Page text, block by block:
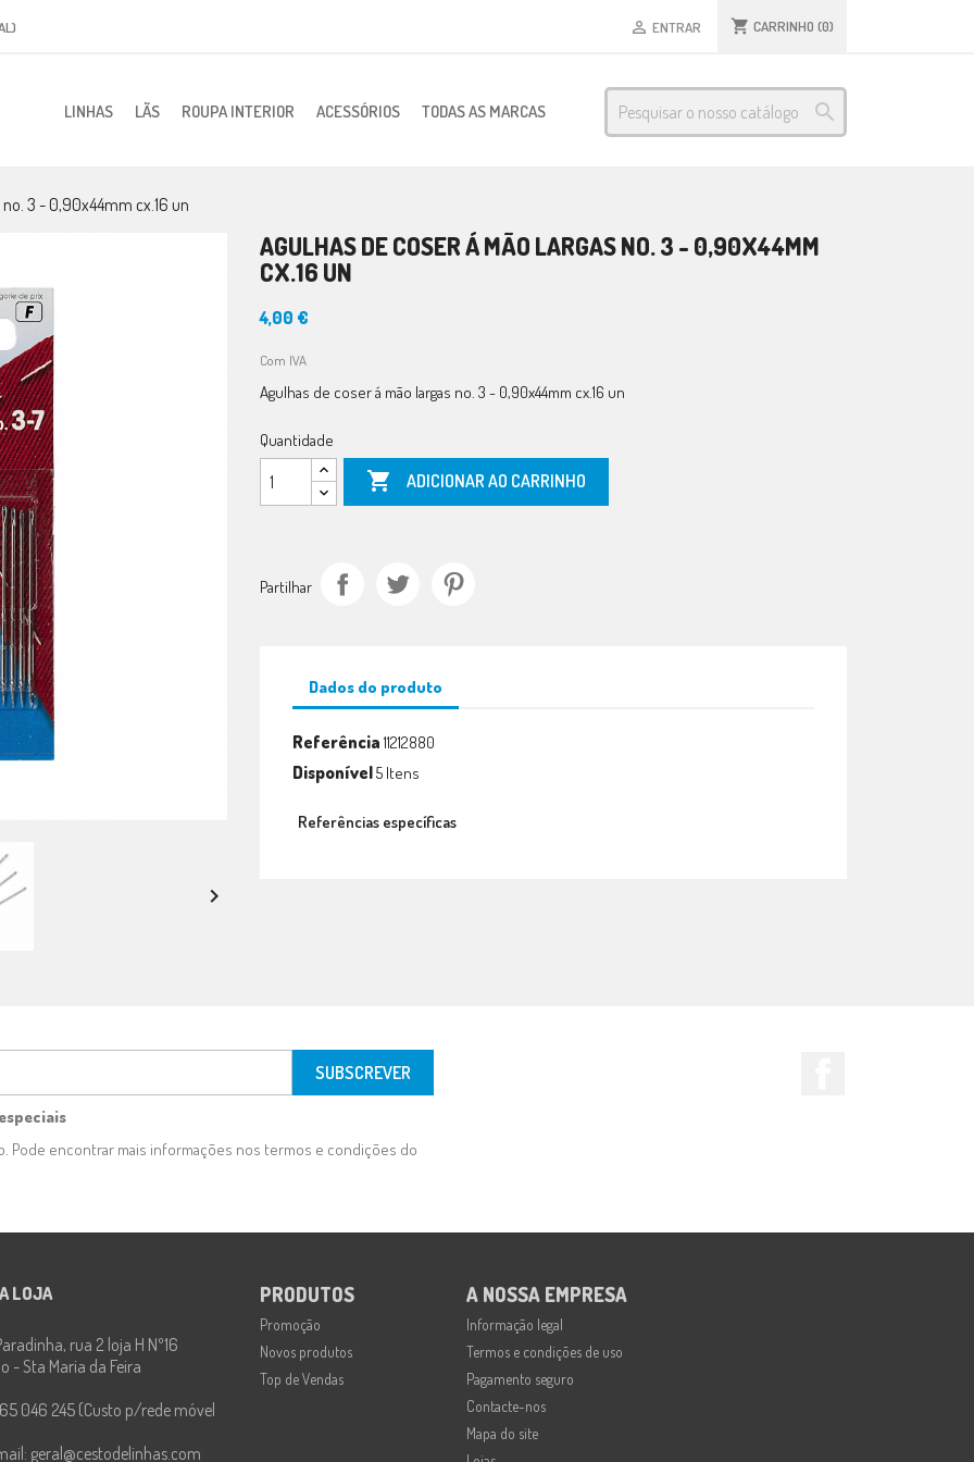
 ENTRAR shopping_cart CARRINHO (0)
LINHAS LÃS ROUPA INTERIOR ACESSÓRIOS TODAS AS MARCAS 
3 - 0,90x44mm cx.16 un

AGULHAS DE COSER Á MÃO LARGAS NO. 3 - 0,90X44MM
CX.16 UN
4,00 €
Com IVA
Agulhas de coser á mão largas no. 3 - 0,90x44mm cx.16 un
Quantidade
 ADICIONAR AO CARRINHO
Partilhar
Dados do produto
Referência 11212880
Disponível5 Itens
Referências específicas
Pode encontrar mais informações nos termos e condições do
LOJA
rua 2 loja H Nº16
- Sta Maria da Feira
046 245 (Custo p/rede móvel
geral@cestodelinhas.com
PRODUTOS
Promoção
Novos produtos
Top de Vendas
A NOSSA EMPRESA
Informação legal
Termos e condições de uso
Pagamento seguro
Contacte-nos
Mapa do site